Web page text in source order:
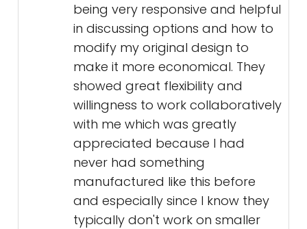
being very responsive and helpful
in discussing options and how to
modify my original design to
make it more economical. They
showed great flexibility and
willingness to work collaboratively
with me which was greatly
appreciated because I had
never had something
manufactured like this before
and especially since I know they
typically don't work on smaller